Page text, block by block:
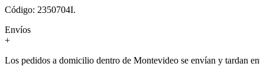
Código: 2350704I.
Envíos
+
Los pedidos a domicilio dentro de Montevideo se envían y tardan